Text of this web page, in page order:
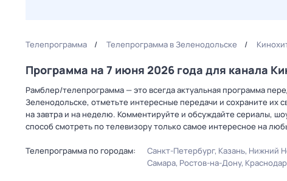
Телепрограмма Телепрограмма в Зеленодольске
Программа на 7 июня 2026 года для канала
Рамблер/телепрограмма — это всегда актуальная программа
Зеленодольске, отметьте интересные передачи и сохраните их
на завтра и на неделю. Комментируйте и обсуждайте сериалы,
способ смотреть по телевизору только самое интересное на
Телепрограмма по городам: Санкт-Петербург Казань Нижний
Самара Ростов-на-Дону Краснодар